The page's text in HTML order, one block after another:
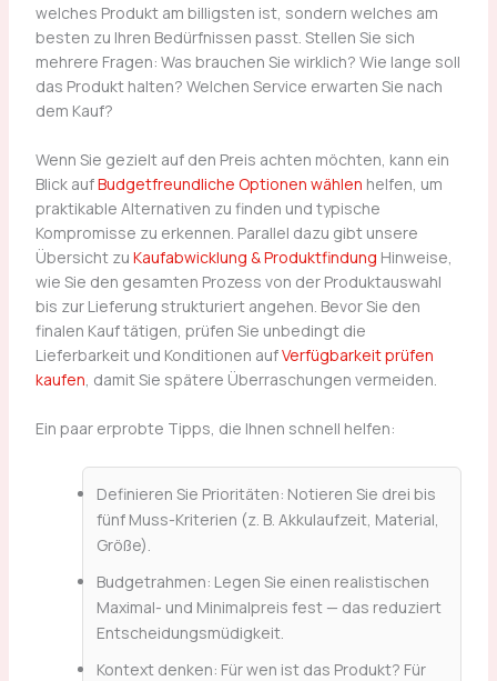
welches Produkt am billigsten ist, sondern welches am
besten zu Ihren Bedürfnissen passt. Stellen Sie sich
mehrere Fragen: Was brauchen Sie wirklich? Wie lange soll
das Produkt halten? Welchen Service erwarten Sie nach
dem Kauf?
Wenn Sie gezielt auf den Preis achten möchten, kann ein
Blick aufBudgetfreundliche Optionen wählen helfen, um
praktikable Alternativen zu finden und typische
Kompromisse zu erkennen. Parallel dazu gibt unsere
Übersicht zu Kaufabwicklung & Produktfindung Hinweise,
wie Sie den gesamten Prozess von der Produktauswahl
bis zur Lieferung strukturiert angehen. Bevor Sie den
finalen Kauf tätigen, prüfen Sie unbedingt die
Lieferbarkeit und Konditionen aufVerfügbarkeit prüfen
kaufen, damit Sie spätere Überraschungen vermeiden.
Ein paar erprobte Tipps, die Ihnen schnell helfen:
Definieren Sie Prioritäten: Notieren Sie drei bis
fünf Muss-Kriterien (z. B. Akkulaufzeit, Material,
Größe).
Budgetrahmen: Legen Sie einen realistischen
Maximal- und Minimalpreis fest — das reduziert
Entscheidungsmüdigkeit.
Kontext denken: Für wen ist das Produkt? Für